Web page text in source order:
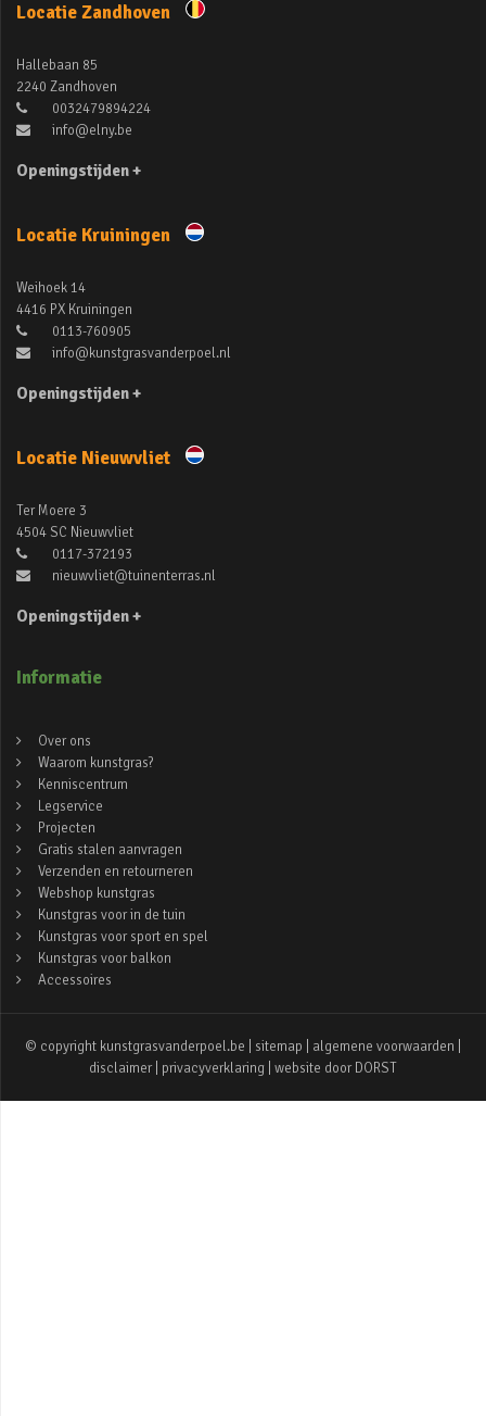
Locatie Zandhoven
Hallebaan 85
2240 Zandhoven
0032479894224
info@elny.be
Openingstijden +
Locatie Kruiningen
Weihoek 14
4416 PX Kruiningen
0113-760905
info@kunstgrasvanderpoel.nl
Openingstijden +
Locatie Nieuwvliet
Ter Moere 3
4504 SC Nieuwvliet
0117-372193
nieuwvliet@tuinenterras.nl
Openingstijden +
Informatie
Over ons
Waarom kunstgras?
Kenniscentrum
Legservice
Projecten
Gratis stalen aanvragen
Verzenden en retourneren
Webshop kunstgras
Kunstgras voor in de tuin
Kunstgras voor sport en spel
Kunstgras voor balkon
Accessoires
© copyright kunstgrasvanderpoel.be | sitemap algemene voorwaarden
disclaimer
privacyverklaring | website door DORST